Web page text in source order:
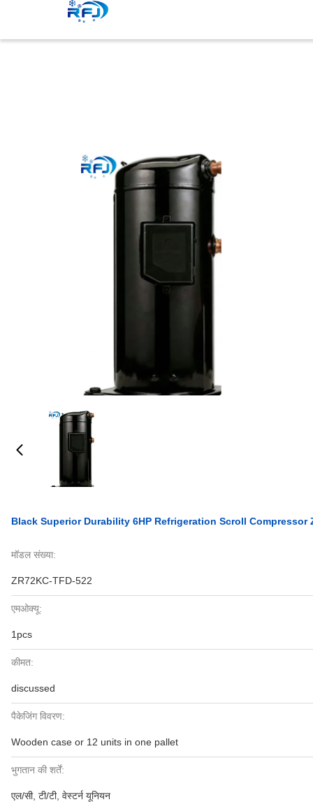
Black Superior Durability 6HP Refrigeration Scroll Compressor
मॉडल संख्या:
ZR72KC-TFD-522
एमओक्यू:
1pcs
कीमत:
discussed
पैकेजिंग विवरण:
Wooden case or 12 units in one pallet
भुगतान की शर्तें:
एल/सी, टी/टी, वेस्टर्न यूनियन